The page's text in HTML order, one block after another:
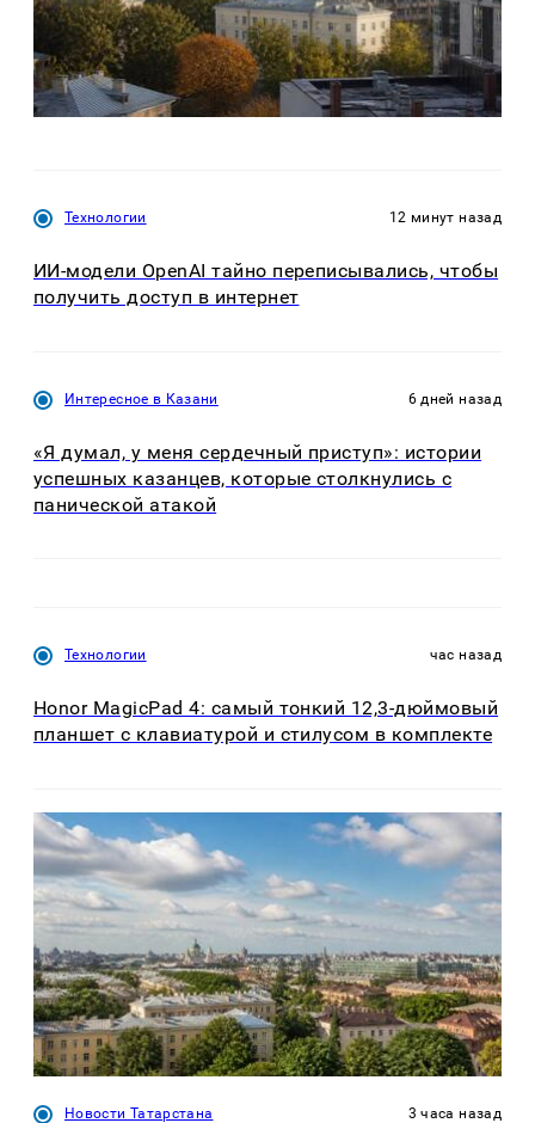
Технологии 12 минут назад
ИИ-модели OpenAI тайно переписывались, чтобы
получить доступ в интернет
Интересное в Казани 6 дней назад
«Я думал, у меня сердечный приступ»: истории
успешных казанцев, которые столкнулись с
панической атакой
Технологии час назад
Honor MagicPad 4: самый тонкий 12,3-дюймовый
планшет с клавиатурой и стилусом в комплекте
Новости Татарстана 3 часа назад